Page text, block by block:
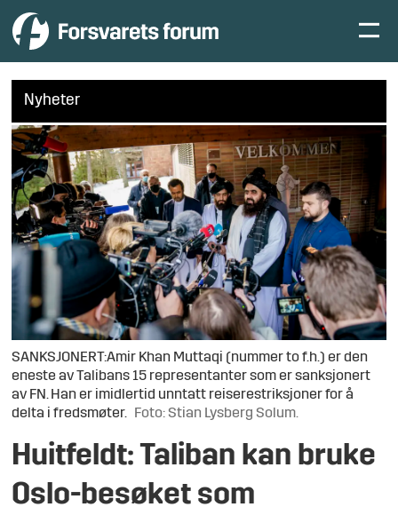
Nyheter
SANKSJONERT:Amir Khan Muttaqi (nummer to f.h.) er den
eneste av Talibans 15 representanter som er sanksjonert
av FN. Han er imidlertid unntatt reiserestriksjoner for å
delta i fredsmøter.
Foto: Stian Lysberg Solum.
Huitfeldt: Taliban kan bruke
Oslo-besøket som